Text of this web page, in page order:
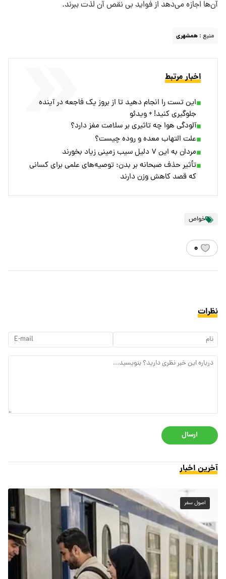
آن‌ها اجازه می‌دهد از فواید بی نقص آن لذت ببرند.
منبع : همشهری
اخبار مرتبط
این تست را انجام دهید تا از بروز یک فاجعه در آینده
جلوگیری کنید! + ویدئو
آلودگی هوا چه تاثیری بر سلامت مغز دارد؟
علت التهاب معده و روده چیست؟
مردان به این ۷ دلیل سیب زمینی زیاد بخورند
تأثیر حذف صبحانه بر بدن: توصیه‌های علمی برای کسانی
که قصد کاهش وزن دارند
خواص
۰
نظرات
ارسال
آخرین اخبار
اصول سفر